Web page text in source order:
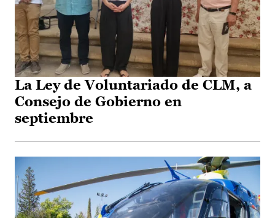
La Ley de Voluntariado de CLM, a
Consejo de Gobierno en
septiembre